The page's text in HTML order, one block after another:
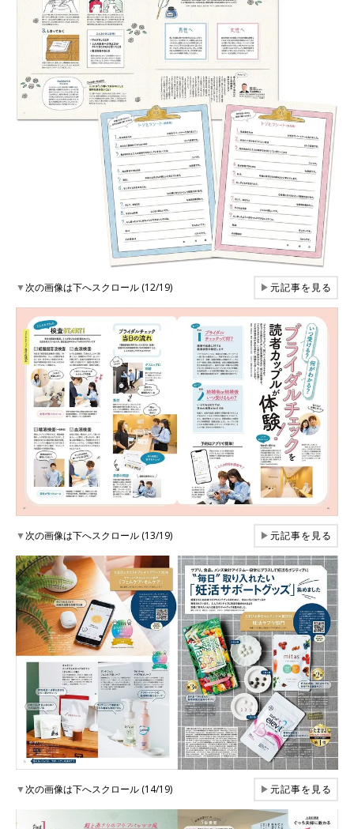
▼次の画像は下へスクロール (12/19) ▶元記事を見る
▼次の画像は下へスクロール (13/19) ▶元記事を見る
▼次の画像は下へスクロール (14/19) ▶元記事を見る